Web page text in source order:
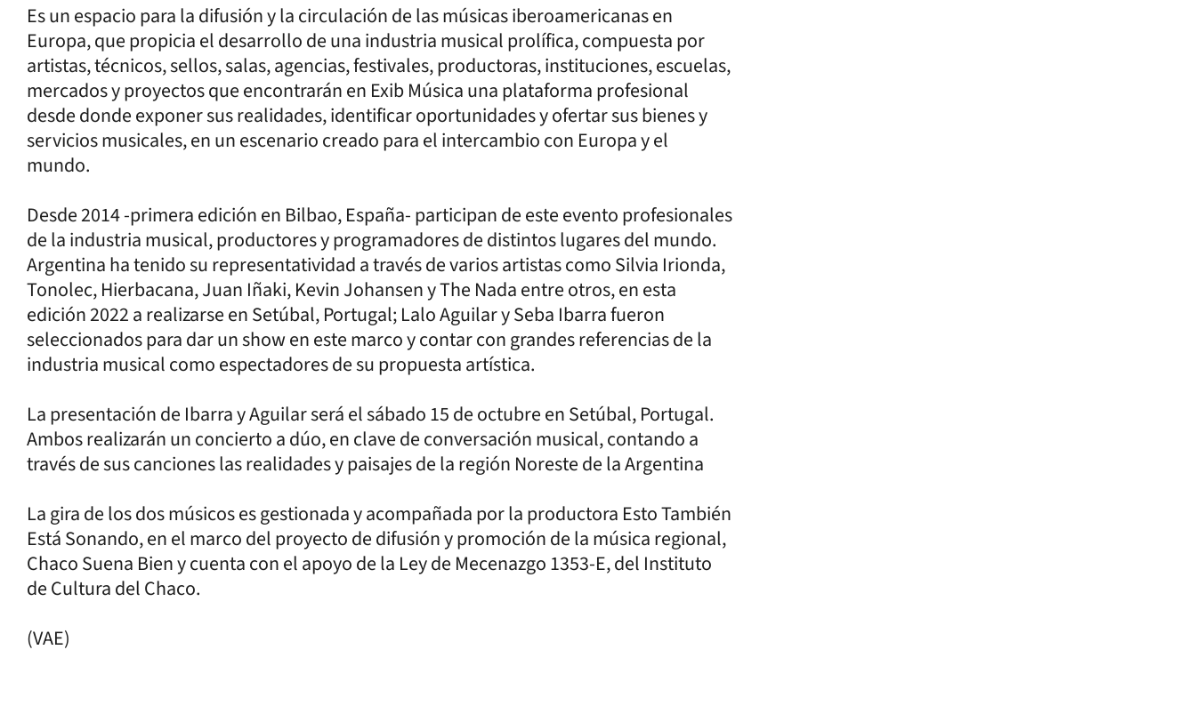
Es un espacio para la difusión y la circulación de las músicas iberoamericanas en
Europa, que propicia el desarrollo de una industria musical prolífica, compuesta por
artistas, técnicos, sellos, salas, agencias, festivales, productoras, instituciones, escuelas,
mercados y proyectos que encontrarán en Exib Música una plataforma profesional
desde donde exponer sus realidades, identificar oportunidades y ofertar sus bienes y
servicios musicales, en un escenario creado para el intercambio con Europa y el
mundo.
Desde 2014 -primera edición en Bilbao, España- participan de este evento profesionales
de la industria musical, productores y programadores de distintos lugares del mundo.
Argentina ha tenido su representatividad a través de varios artistas como Silvia Irionda,
Tonolec, Hierbacana, Juan Iñaki, Kevin Johansen y The Nada entre otros, en esta
edición 2022 a realizarse en Setúbal, Portugal; Lalo Aguilar y Seba Ibarra fueron
seleccionados para dar un show en este marco y contar con grandes referencias de la
industria musical como espectadores de su propuesta artística.
La presentación de Ibarra y Aguilar será el sábado 15 de octubre en Setúbal, Portugal.
Ambos realizarán un concierto a dúo, en clave de conversación musical, contando a
través de sus canciones las realidades y paisajes de la región Noreste de la Argentina
La gira de los dos músicos es gestionada y acompañada por la productora Esto También
Está Sonando, en el marco del proyecto de difusión y promoción de la música regional,
Chaco Suena Bien y cuenta con el apoyo de la Ley de Mecenazgo 1353-E, del Instituto
de Cultura del Chaco.
(VAE)